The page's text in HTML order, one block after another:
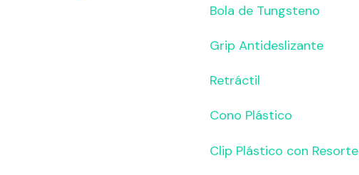
Bola de Tungsteno
Grip Antideslizante
Retráctil
Cono Plástico
Clip Plástico con Resorte